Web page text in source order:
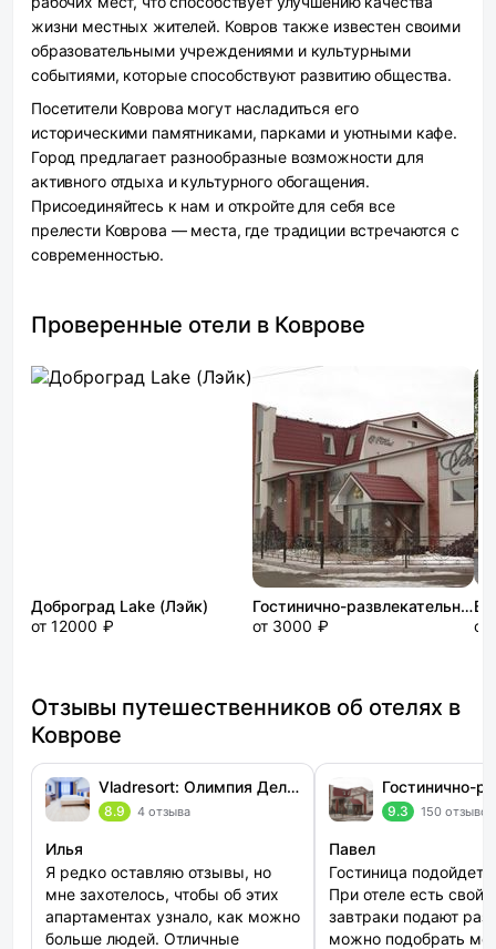
жизни местных жителей. Ковров также известен своими
образовательными учреждениями и культурными
событиями, которые способствуют развитию общества.
Посетители Коврова могут насладиться его
историческими памятниками, парками и уютными кафе.
Город предлагает разнообразные возможности для
активного отдыха и культурного обогащения.
Присоединяйтесь к нам и откройте для себя все
прелести Коврова — места, где традиции встречаются с
современностью.
Проверенные отели в Коврове
Доброград Lake (Лэйк)
от 12000 ₽
Гостинично-развлекательный комплекс Эльотель
от 3000 ₽
от
Отзывы путешественников об отелях в
Коврове
Vladresort: Олимпия Делюкс
8.9 4 отзыва
Илья
Я редко оставляю отзывы, но
мне захотелось, чтобы об этих
апартаментах узнало, как можно
больше людей. Отличные
9.3 150 отзывов
Павел
Гостиница подойдет
При отеле есть свой
завтраки подают
можно подобрать